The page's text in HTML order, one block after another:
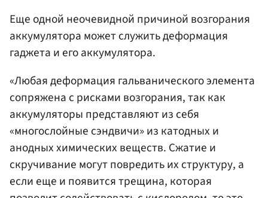
Еще одной неочевидной причиной возгорания
аккумулятора может служить деформация
гаджета и его аккумулятора.
«Любая деформация гальванического элемента
сопряжена с рисками возгорания, так как
аккумуляторы представляют из себя
«многослойные сэндвичи» из катодных и
анодных химических веществ. Сжатие и
скручивание могут повредить их структуру, а
если еще и появится трещина, которая